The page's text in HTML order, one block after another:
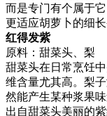
而是专门有个属于
更适应胡萝卜的细
红得发紫
原料：甜菜头、梨
甜菜头在日常烹饪
维含量尤其高。梨
然能产生某种浆果
出自甜菜头美丽的